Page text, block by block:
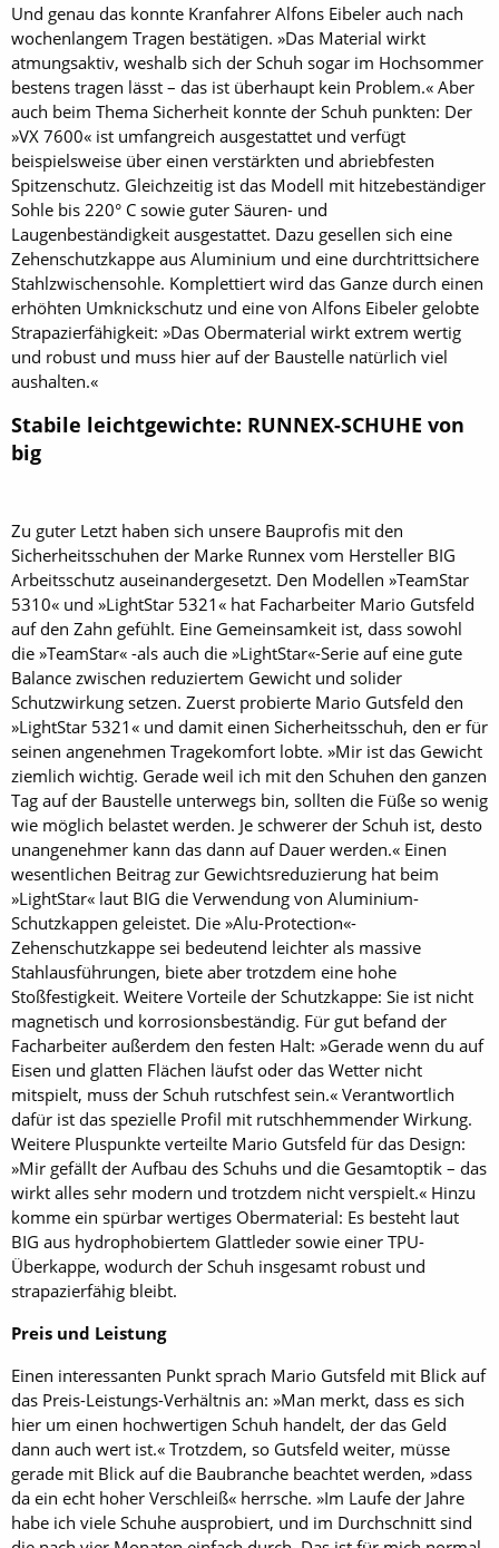
Und genau das konnte Kranfahrer Alfons Eibeler auch nach
wochenlangem Tragen bestätigen. »Das Material wirkt
atmungsaktiv, weshalb sich der Schuh sogar im Hochsommer
bestens tragen lässt – das ist überhaupt kein Problem.« Aber
auch beim Thema Sicherheit konnte der Schuh punkten: Der
»VX 7600« ist umfangreich ausgestattet und verfügt
beispielsweise über einen verstärkten und abriebfesten
Spitzenschutz. Gleichzeitig ist das Modell mit hitzebeständiger
Sohle bis 220° C sowie guter Säuren- und
Laugenbeständigkeit ausgestattet. Dazu gesellen sich eine
Zehenschutzkappe aus Aluminium und eine durchtrittsichere
Stahlzwischensohle. Komplettiert wird das Ganze durch einen
erhöhten Umknickschutz und eine von Alfons Eibeler gelobte
Strapazierfähigkeit: »Das Obermaterial wirkt extrem wertig
und robust und muss hier auf der Baustelle natürlich viel
aushalten.«
Stabile leichtgewichte: RUNNEX-SCHUHE von
big
Zu guter Letzt haben sich unsere Bauprofis mit den
Sicherheitsschuhen der Marke Runnex vom Hersteller BIG
Arbeitsschutz auseinandergesetzt. Den Modellen »TeamStar
5310« und »LightStar 5321« hat Facharbeiter Mario Gutsfeld
auf den Zahn gefühlt. Eine Gemeinsamkeit ist, dass sowohl
die »TeamStar« -als auch die »LightStar«-Serie auf eine gute
Balance zwischen reduziertem Gewicht und solider
Schutzwirkung setzen. Zuerst probierte Mario Gutsfeld den
»LightStar 5321« und damit einen Sicherheitsschuh, den er für
seinen angenehmen Tragekomfort lobte. »Mir ist das Gewicht
ziemlich wichtig. Gerade weil ich mit den Schuhen den ganzen
Tag auf der Baustelle unterwegs bin, sollten die Füße so wenig
wie möglich belastet werden. Je schwerer der Schuh ist, desto
unangenehmer kann das dann auf Dauer werden.« Einen
wesentlichen Beitrag zur Gewichtsreduzierung hat beim
»LightStar« laut BIG die Verwendung von Aluminium-
Schutzkappen geleistet. Die »Alu-Protection«-
Zehenschutzkappe sei bedeutend leichter als massive
Stahlausführungen, biete aber trotzdem eine hohe
Stoßfestigkeit. Weitere Vorteile der Schutzkappe: Sie ist nicht
magnetisch und korrosionsbeständig. Für gut befand der
Facharbeiter außerdem den festen Halt: »Gerade wenn du auf
Eisen und glatten Flächen läufst oder das Wetter nicht
mitspielt, muss der Schuh rutschfest sein.« Verantwortlich
dafür ist das spezielle Profil mit rutschhemmender Wirkung.
Weitere Pluspunkte verteilte Mario Gutsfeld für das Design:
»Mir gefällt der Aufbau des Schuhs und die Gesamtoptik – das
wirkt alles sehr modern und trotzdem nicht verspielt.« Hinzu
komme ein spürbar wertiges Obermaterial: Es besteht laut
BIG aus hydrophobiertem Glattleder sowie einer TPU-
Überkappe, wodurch der Schuh insgesamt robust und
strapazierfähig bleibt.
Preis und Leistung
Einen interessanten Punkt sprach Mario Gutsfeld mit Blick auf
das Preis-Leistungs-Verhältnis an: »Man merkt, dass es sich
hier um einen hochwertigen Schuh handelt, der das Geld
dann auch wert ist.« Trotzdem, so Gutsfeld weiter, müsse
gerade mit Blick auf die Baubranche beachtet werden, »dass
da ein echt hoher Verschleiß« herrsche. »Im Laufe der Jahre
habe ich viele Schuhe ausprobiert, und im Durchschnitt sind